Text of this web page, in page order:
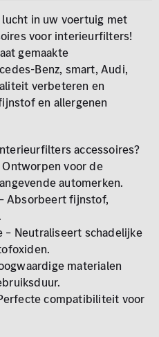
in uw voertuig met
voor interieurfilters!
gemaakte
Benz, smart, Audi,
verbeteren en
en allergenen
accessoires?
voor de
automerken.
Absorbeert fijnstof,
Neutraliseert schadelijke
materialen
compatibiliteit voor